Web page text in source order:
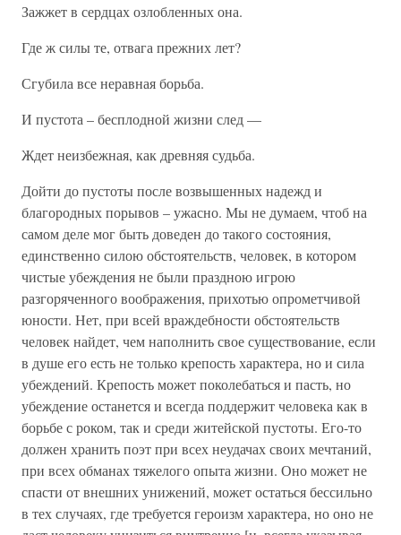
Зажжет в сердцах озлобленных она.
Где ж силы те, отвага прежних лет?
Сгубила все неравная борьба.
И пустота – бесплодной жизни след —
Ждет неизбежная, как древняя судьба.
Дойти до пустоты после возвышенных надежд и
благородных порывов – ужасно. Мы не думаем, чтоб на
самом деле мог быть доведен до такого состояния,
единственно силою обстоятельств, человек, в котором
чистые убеждения не были праздною игрою
разгоряченного воображения, прихотью опрометчивой
юности. Нет, при всей враждебности обстоятельств
человек найдет, чем наполнить свое существование, если
в душе его есть не только крепость характера, но и сила
убеждений. Крепость может поколебаться и пасть, но
убеждение останется и всегда поддержит человека как в
борьбе с роком, так и среди житейской пустоты. Его-то
должен хранить поэт при всех неудачах своих мечтаний,
при всех обманах тяжелого опыта жизни. Оно может не
спасти от внешних унижений, может остаться бессильно
в тех случаях, где требуется героизм характера, но оно не